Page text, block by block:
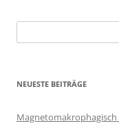
nach:
NEUESTE BEITRÄGE
Magnetomakrophagisch